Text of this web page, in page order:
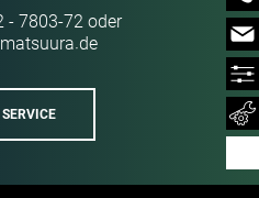
- 7803-72oder
matsuura·de